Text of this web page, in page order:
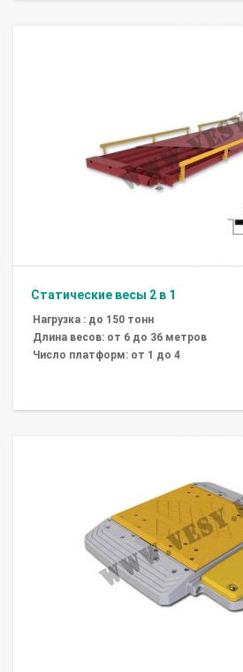
Статические весы 2 в 1
Нагрузка : до 150 тонн
Длина весов: от 6 до 36 метров
Число платформ: от 1 до 4